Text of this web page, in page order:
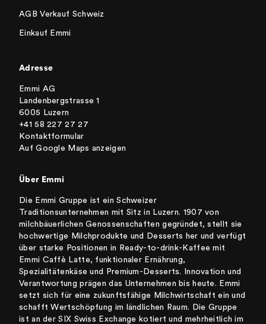
AGB Verkauf Schweiz
Einkauf Emmi
Adresse
Emmi AG
Landenbergstrasse 1
6005 Luzern
+41 58 227 27 27
Kontaktformular
Auf Google Maps anzeigen
Über Emmi
Die Emmi Gruppe ist ein Schweizer
Traditionsunternehmen mit Sitz in Luzern. 1907 von
milchbäuerlichen Genossenschaften gegründet, stellt sie
hochwertige Milchprodukte und Desserts her und verfügt
über starke Positionen in Ready-to-drink-Kaffee mit
Emmi Caffè Latte, funktionaler Ernährung,
Spezialitätenkäse und Premium-Desserts. Innovation und
Verantwortung prägen das Unternehmen bis heute. Emmi
setzt sich für eine zukunftsfähige Milchwirtschaft ein und
schafft Wertschöpfung im ländlichen Raum. Die Gruppe
ist an der SIX Swiss Exchange kotiert und mehrheitlich im